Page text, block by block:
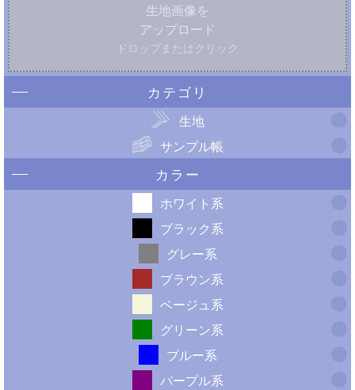
生地画像を
アップロード
ドロップまたはクリック
カテゴリ
生地
サンプル帳
カラー
ホワイト系
ブラック系
グレー系
ブラウン系
ベージュ系
グリーン系
ブルー系
パープル系